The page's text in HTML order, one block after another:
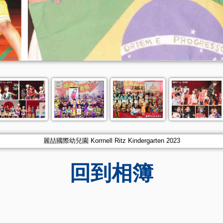
麗喆國際幼兒園 Korrnell Ritz Kindergarten 2023
回到相簿